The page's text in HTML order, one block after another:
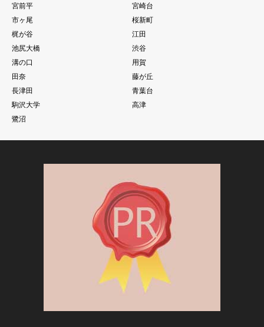
宮前平
宮崎台
市ヶ尾
桜新町
梶が谷
江田
池尻大橋
渋谷
溝の口
用賀
田奈
藤が丘
長津田
青葉台
駒沢大学
高津
鷺沼